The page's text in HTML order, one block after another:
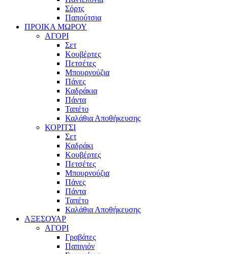
Σόρτς
Παπούτσια
ΠΡΟΙΚΑ ΜΩΡΟΥ
ΑΓΟΡΙ
Σετ
Κουβέρτες
Πετσέτες
Μπουρνούζια
Πάνες
Καδράκια
Πάντα
Ταπέτο
Καλάθια Αποθήκευσης
ΚΟΡΙΤΣΙ
Σετ
Καδράκι
Κουβέρτες
Πετσέτες
Μπουρνούζια
Πάνες
Πάντα
Ταπέτο
Καλάθια Αποθήκευσης
ΑΞΕΣΟΥΑΡ
ΑΓΟΡΙ
Γραβάτες
Παπιγιόν